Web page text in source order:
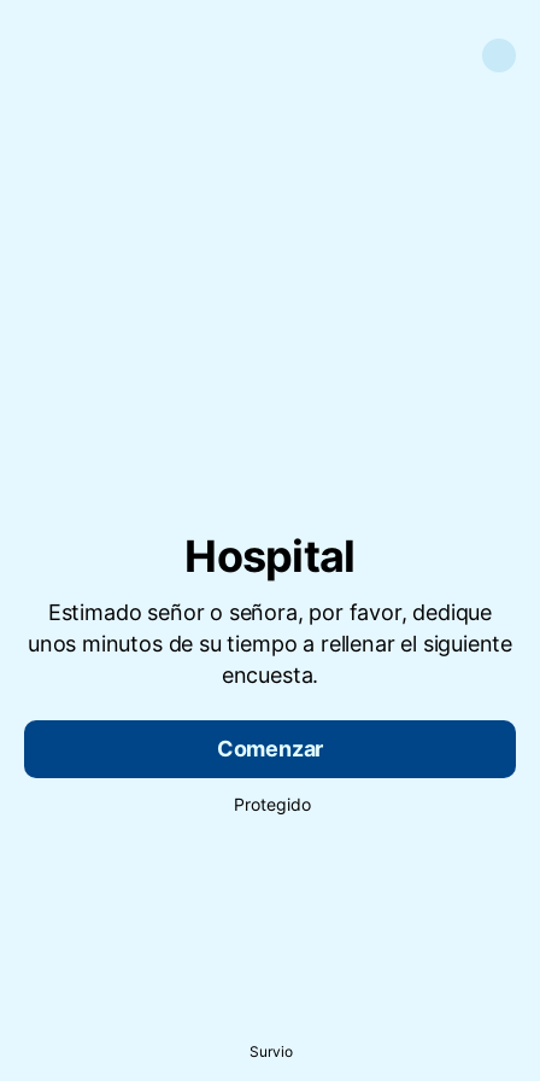
Hospital
Estimado señor o señora, por favor, dedique
unos minutos de su tiempo a rellenar el siguiente
encuesta.
Comenzar
Protegido
Survio